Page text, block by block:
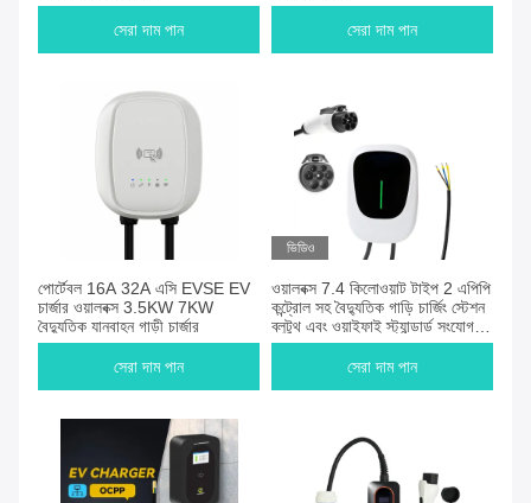
সেরা দাম পান সেরা দাম পান
পোর্টেবল 16A 32A এসি EVSE EV
চার্জার ওয়ালবক্স 3.5KW 7KW
বৈদ্যুতিক যানবাহন গাড়ী চার্জার
সেরা দাম পান
ভিডিও
ওয়ালবক্স 7.4 কিলোওয়াট টাইপ 2 এপিপি
কন্ট্রোল সহ বৈদ্যুতিক গাড়ি চার্জিং স্টেশন
ব্লুটুথ এবং ওয়াইফাই স্ট্যান্ডার্ড সংযোগ
সমর্থন করে, সিঙ্গল ফেজ চার্জার আইইসি
62196-2, 32 এ 6 এম তারের
সেরা দাম পান